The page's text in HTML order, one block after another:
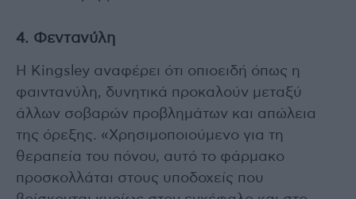
4. Φεντανύλη
Η Kingsley αναφέρει ότι οπιοειδή όπως η
φαιντανύλη, δυνητικά προκαλούν μεταξύ
άλλων σοβαρών προβλημάτων και απώλεια
της όρεξης. «Χρησιμοποιούμενο για τη
θεραπεία του πόνου, αυτό το φάρμακο
προσκολλάται στους υποδοχείς που